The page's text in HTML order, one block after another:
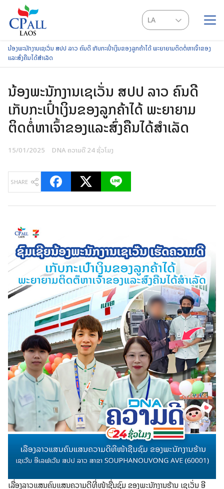
content
LA
SEARCH
FOR:
ນ້ອງພະນັກງານເຊເວັ່ນ ສປປ ລາວ ຄົນດີ ເກັບກະເປົ໋າເງິນຂອງລູກຄ້າໄດ້ ພະຍາຍາມຕິດຕໍ່ຫາເຈົ້າຂອງ
ແລະສົ່ງຄືນໄດ້ສໍາເລັດ
ນ້ອງພະນັກງານເຊເວັ່ນ ສປປ ລາວ ຄົນດີ
ເກັບກະເປົ໋າເງິນຂອງລູກຄ້າໄດ້ ພະຍາຍາມ
ຕິດຕໍ່ຫາເຈົ້າຂອງແລະສົ່ງຄືນໄດ້ສໍາເລັດ
15/01/2025 DNA ຄວາມດີ 24 ຊົ່ວໂມງ
SHARE
ເລື່ອງລາວແສນຄົນແສນຄວາມດີທີ່ໜ້າຊື່ນຊົມ ຂອງພະນັກງານຮ້ານ ເຊເວັ່ນ ອີ